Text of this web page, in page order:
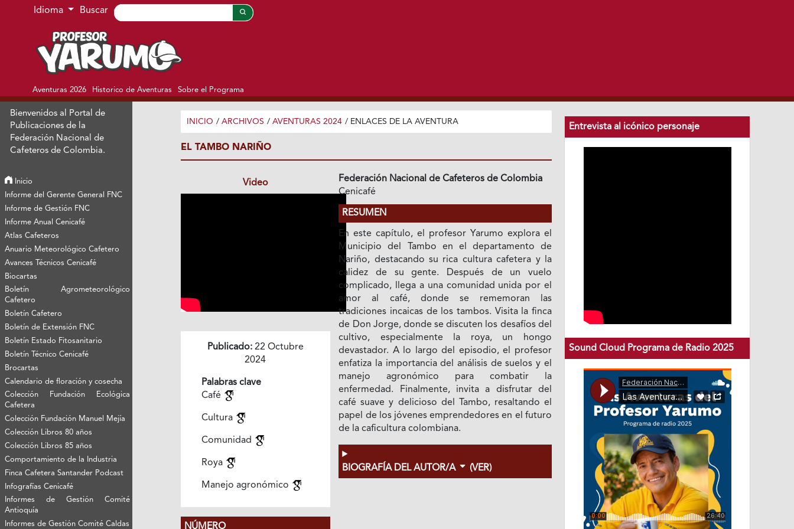
Ir al menú de navegación principal
Ir al contenido principal
Ir al pie de página del sitio
Idioma Buscar
Aventuras 2026 Historico de Aventuras Sobre el Programa
Bienvenidos al Portal de
Publicaciones de la
Federación Nacional de
Cafeteros de Colombia.
Inicio
Informe del Gerente General FNC
Informe de Gestión FNC
Informe Anual Cenicafé
Atlas Cafeteros
Anuario Meteorológico Cafetero
Avances Técnicos Cenicafé
Biocartas
Boletín Agrometeorológico
Cafetero
Boletín Cafetero
Boletín de Extensión FNC
Boletín Estado Fitosanitario
Boletín Técnico Cenicafé
Brocartas
Calendario de floración y cosecha
Colección Fundación Ecológica
Cafetera
Colección Fundación Manuel Mejía
Colección Libros 80 años
Colección Libros 85 años
Comportamiento de la Industria
Finca Cafetera Santander Podcast
Infografías Cenicafé
Informes de Gestión Comité
Antioquía
Informes de Gestión Comité Caldas
INICIO / ARCHIVOS / AVENTURAS 2024 / ENLACES DE LA AVENTURA
EL TAMBO NARIÑO
Video
Publicado:22 Octubre
2024
Palabras clave
Café
Cultura
Comunidad
Roya
Manejo agronómico
NÚMERO
Federación Nacional de Cafeteros de Colombia
Cenicafé
RESUMEN
En este capítulo, el profesor Yarumo explora el
Municipio del Tambo en el departamento de
Nariño, destacando su rica cultura cafetera y la
calidez de su gente. Después de un vuelo
complicado, llega a una comunidad unida por el
amor al café, donde se rememoran las
tradiciones incaicas de los tambos. Visita la finca
de Don Jorge, donde se discuten los desafíos del
cultivo, especialmente la roya, un hongo
devastador. A lo largo del episodio, el profesor
enfatiza la importancia del análisis de suelos y el
manejo agronómico para combatir la
enfermedad. Finalmente, invita a disfrutar del
café suave y delicioso del Tambo, resaltando el
papel de los jóvenes emprendedores en el futuro
de la caficultura colombiana.
BIOGRAFÍA DEL AUTOR/A (VER)
Entrevista al icónico personaje
Sound Cloud Programa de Radio 2025